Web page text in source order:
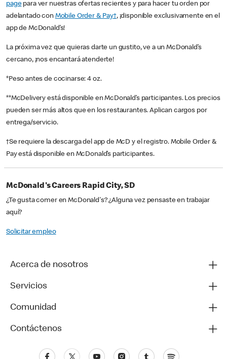
pagepara ver nuestras ofertas recientes y para hacer tu orden por
adelantado con Mobile Order & Pay†, ¡disponible exclusivamente en el
app de McDonald’s!
La próxima vez que quieras darte un gustito, ve a un McDonald’s
cercano, ¡nos encantará atenderte!
*Peso antes de cocinarse: 4 oz.
**McDelivery está disponible en McDonald’s participantes. Los precios
pueden ser más altos que en los restaurantes. Aplican cargos por
entrega/servicio.
†Se requiere la descarga del app de McD y el registro. Mobile Order &
Pay está disponible en McDonald’s participantes.
McDonald's Careers Rapid City, SD
¿Te gusta comer en McDonald's? ¿Alguna vez pensaste en trabajar
aquí?
Solicitar empleo
Acerca de nosotros
Servicios
Comunidad
Contáctenos